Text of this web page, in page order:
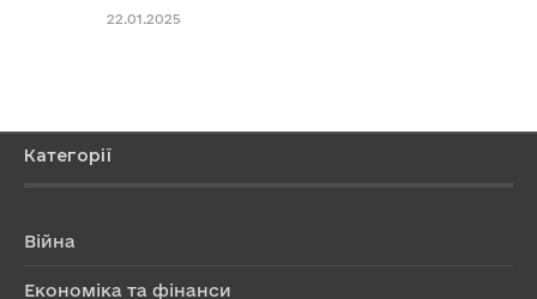
22.01.2025
Категорії
Війна
Економіка та фінанси